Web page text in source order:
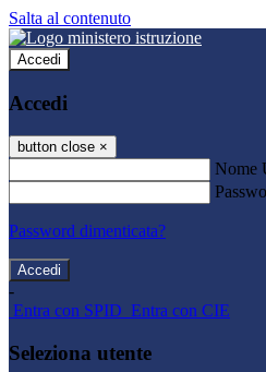
Salta al contenuto
Accedi
Accedi
button close ×
Nome
Password dimenticata?
-
Entra con SPID Entra con CIE
Seleziona utente